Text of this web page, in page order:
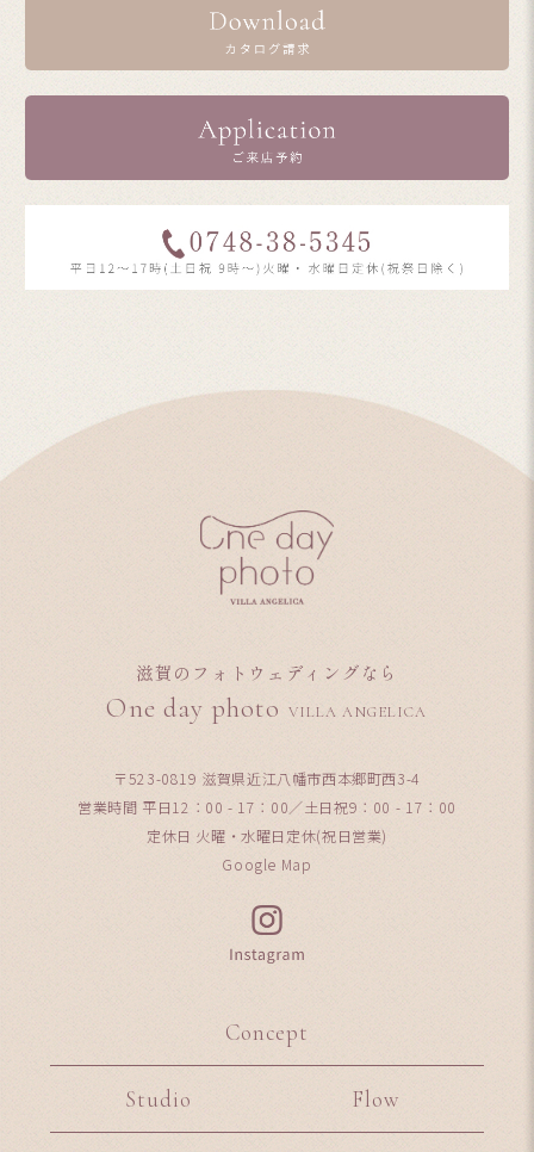
滋賀のフォトウェディングなら
One day photo VILLA ANGELICA
〒523-0819 滋賀県近江八幡市西本郷町西3-4
営業時間 平日12：00 - 17：00／土日祝9：00 - 17：00
定休日 火曜・水曜日定休(祝日営業)
Google Map
Concept
Studio Flow